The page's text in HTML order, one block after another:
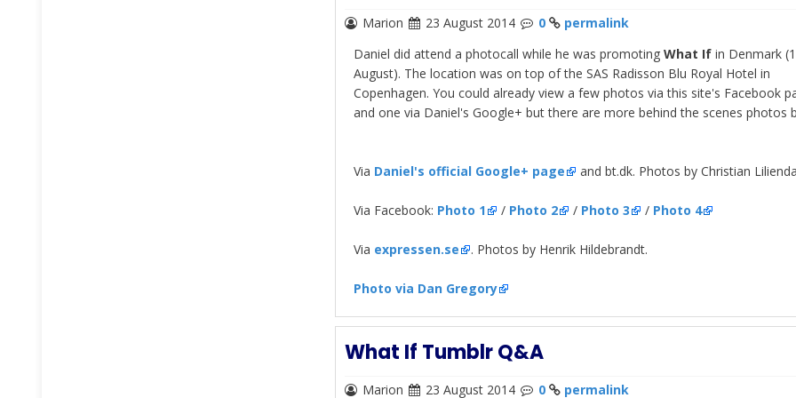
Marion 23 August 2014 0
permalink
Daniel did attend a photocall while he was promoting What If in Denmark
August). The location was on top of the SAS Radisson Blu Royal Hotel in
Copenhagen. You could already view a few photos via this site's Facebook
and one via Daniel's Google+ but there are more behind the scenes photos
Via Daniel's official Google+ page and bt.dk. Photos by Christian
Via Facebook: Photo 1 / Photo 2 / Photo 3 / Photo 4
Via expressen.se . Photos by Henrik Hildebrandt.
Photo via Dan Gregory
What If Tumblr Q&A
Marion 23 August 2014 0 permalink